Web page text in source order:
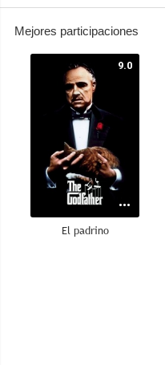
Mejores participaciones
9.0
El padrino